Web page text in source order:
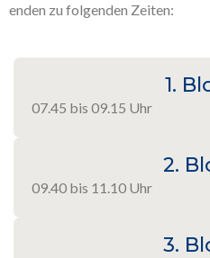
enden zu folgenden Zeiten:
1.
07.45 bis 09.15 Uhr
2.
09.40 bis 11.10 Uhr
3.